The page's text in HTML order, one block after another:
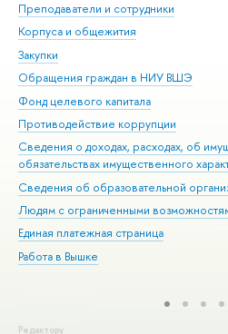
Преподаватели и сотрудники
Корпуса и общежития
Закупки
Обращения граждан в НИУ ВШЭ
Фонд целевого капитала
Противодействие коррупции
Сведения о доходах, расходах, об
обязательствах имущественного
Сведения об образовательной
Людям с ограниченными
Единая платежная страница
Работа в Вышке
Редактору